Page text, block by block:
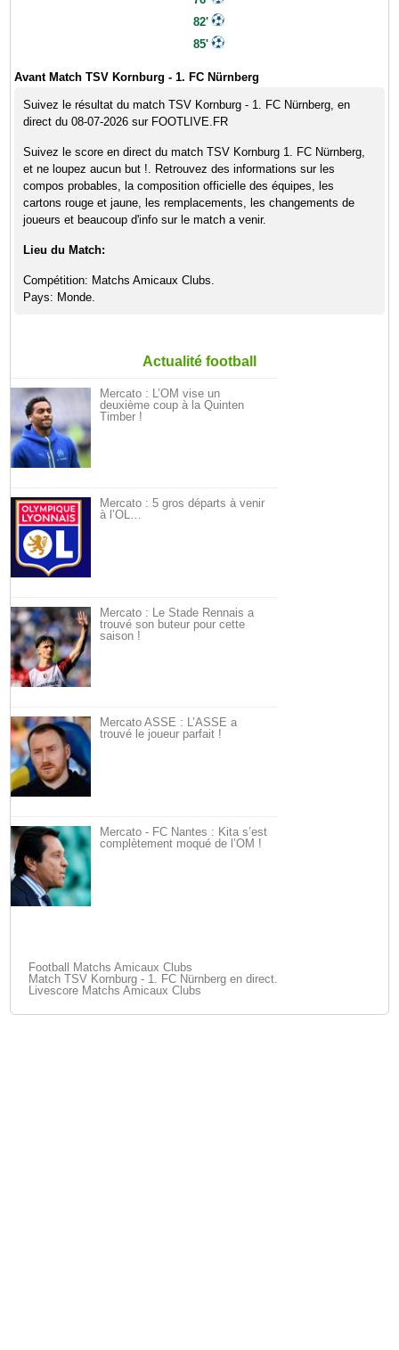
82'
85'
Avant Match TSV Kornburg - 1. FC Nürnberg
Suivez le résultat du match TSV Kornburg - 1. FC Nürnberg, en
direct du 08-07-2026 sur FOOTLIVE.FR
Suivez le score en direct du match TSV Kornburg 1. FC Nürnberg,
et ne loupez aucun but !. Retrouvez des informations sur les
compos probables, la composition officielle des équipes, les
cartons rouge et jaune, les remplacements, les changements de
joueurs et beaucoup d'info sur le match a venir.
Lieu du Match:
Compétition: Matchs Amicaux Clubs.
Pays: Monde.
Actualité football
Mercato : L’OM vise un
deuxième coup à la Quinten
Timber !
Mercato : 5 gros départs à venir
à l’OL…
Mercato : Le Stade Rennais a
trouvé son buteur pour cette
saison !
Mercato ASSE : L’ASSE a
trouvé le joueur parfait !
Mercato - FC Nantes : Kita s’est
complètement moqué de l’OM !
Football Matchs Amicaux Clubs
Match TSV Kornburg - 1. FC Nürnberg en direct.
Livescore Matchs Amicaux Clubs